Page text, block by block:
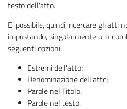
testo dell'atto.
E' possibile, quindi, ricercare gli atti
impostando, singolarmente o in
seguenti opzioni:
Estremi dell'atto;
Denominazione dell'atto;
Parole nel Titolo;
Parole nel testo.